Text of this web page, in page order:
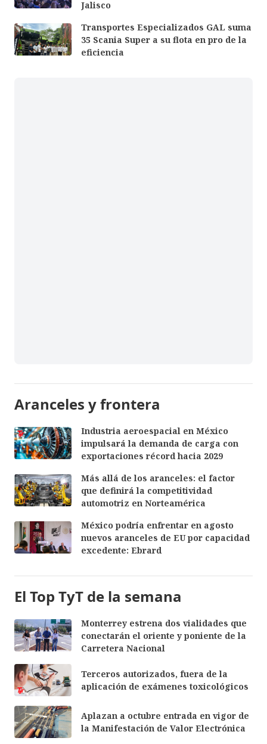
Jalisco
Transportes Especializados GAL suma
35 Scania Super a su flota en pro de la
eficiencia
Aranceles y frontera
Industria aeroespacial en México
impulsará la demanda de carga con
exportaciones récord hacia 2029
Más allá de los aranceles: el factor
que definirá la competitividad
automotriz en Norteamérica
México podría enfrentar en agosto
nuevos aranceles de EU por capacidad
excedente: Ebrard
El Top TyT de la semana
Monterrey estrena dos vialidades que
conectarán el oriente y poniente de la
Carretera Nacional
Terceros autorizados, fuera de la
aplicación de exámenes toxicológicos
Aplazan a octubre entrada en vigor de
la Manifestación de Valor Electrónica